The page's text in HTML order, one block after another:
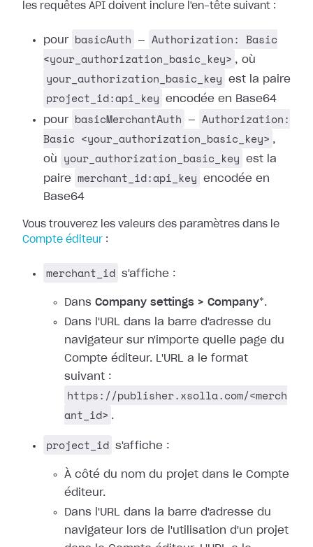
les requêtes API doivent inclure l'en-tête suivant :
pour basicAuth —
Authorization: Basic
<your_authorization_basic_key> , où
your_authorization_basic_key est la paire
project_id:api_key
encodée en Base64
pour basicMerchantAuth —
Authorization:
Basic <your_authorization_basic_key> ,
où
your_authorization_basic_key
est la
paire merchant_id:api_key
encodée en
Base64
Vous trouverez les valeurs des paramètres dans le
Compte éditeur :
merchant_id s'affiche :
Dans Company settings > Company*.
Dans l'URL dans la barre d'adresse du
navigateur sur n'importe quelle page du
Compte éditeur. L'URL a le format
suivant :
https://publisher.xsolla.com/<merch
ant_id> .
project_id s'affiche :
À côté du nom du projet dans le Compte
éditeur.
Dans l'URL dans la barre d'adresse du
navigateur lors de l'utilisation d'un projet